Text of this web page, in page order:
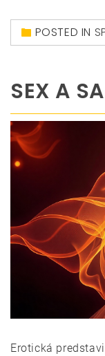
POSTED IN
SEX A
Erotická